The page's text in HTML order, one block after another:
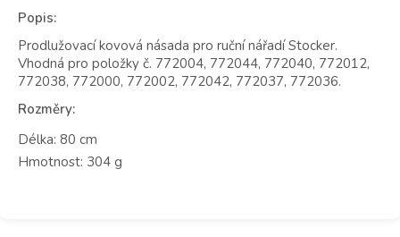
Popis:
Prodlužovací kovová násada pro ruční nářadí Stocker.
Vhodná pro položky č. 772004, 772044, 772040, 772012,
772038, 772000, 772002, 772042, 772037, 772036.
Rozměry:
Délka: 80 cm
Hmotnost: 304 g